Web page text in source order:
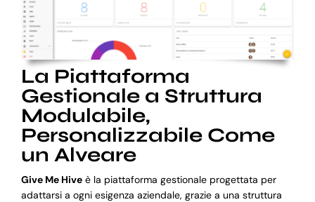
La Piattaforma
Gestionale a Struttura
Modulabile,
Personalizzabile Come
un Alveare
Give Me Hiveè la piattaforma gestionale progettata per
adattarsi a ogni esigenza aziendale, grazie a una struttura